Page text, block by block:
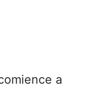
a